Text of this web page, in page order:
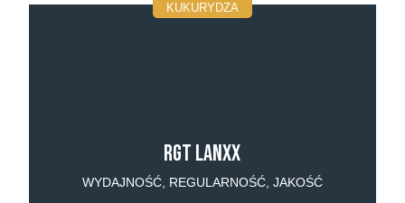
KUKURYDZA
RGT Lanxx
WYDAJNOŚĆ, REGULARNOŚĆ, JAKOŚĆ